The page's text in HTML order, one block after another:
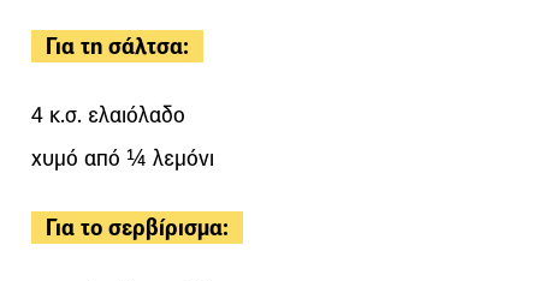
Για τη σάλτσα:
4 κ.σ. ελαιόλαδο
χυμό από ¼ λεμόνι
Για το σερβίρισμα: